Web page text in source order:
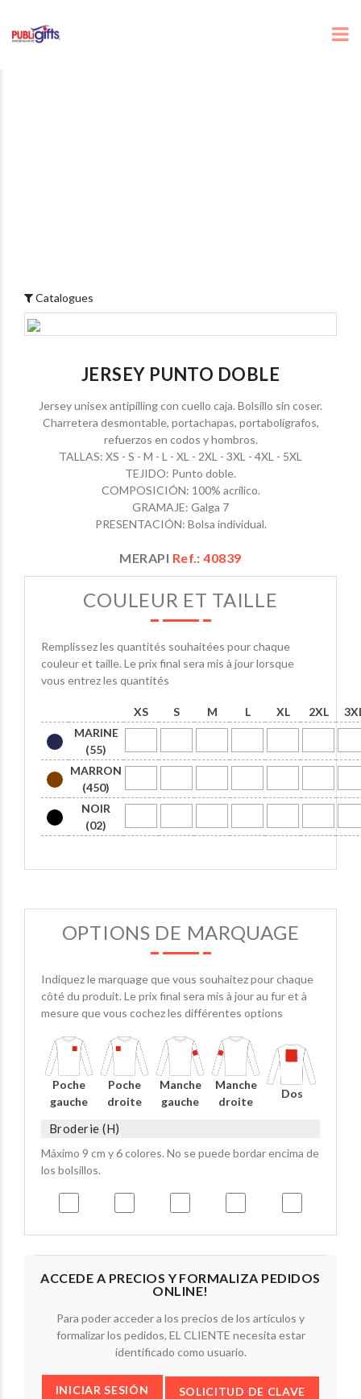
Catalogues
JERSEY PUNTO DOBLE
Jersey unisex antipilling con cuello caja. Bolsillo sin coser.
Charretera desmontable, portachapas, portabolígrafos,
refuerzos en codos y hombros.
TALLAS: XS - S - M - L - XL - 2XL - 3XL - 4XL - 5XL
TEJIDO: Punto doble.
COMPOSICIÓN: 100% acrílico.
GRAMAJE: Galga 7
PRESENTACIÓN: Bolsa individual.
MERAPI Ref.: 40839
COULEUR ET TAILLE
Remplissez les quantités souhaitées pour chaque
couleur et taille. Le prix final sera mis à jour lorsque
vous entrez les quantités
XS S M L XL 2XL
MARINE
(55)
MARRON
(450)
NOIR
(02)
OPTIONS DE MARQUAGE
Indiquez le marquage que vous souhaitez pour chaque
côté du produit. Le prix final sera mis à jour au fur et à
mesure que vous cochez les différentes options
Poche
gauche
Poche
droite
Manche
gauche
Manche
droite
Dos
Broderie (H)
Máximo 9 cm y 6 colores. No se puede bordar encima de
los bolsillos.
ACCEDE A PRECIOS Y FORMALIZA PEDIDOS
ONLINE!
Para poder acceder a los precios de los artículos y
formalizar los pedidos, EL CLIENTE necesita estar
identificado como usuario.
INICIAR SESIÓN SOLICITUD DE CLAVE